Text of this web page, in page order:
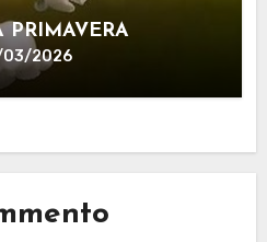
PRIMAVERA
03/2026